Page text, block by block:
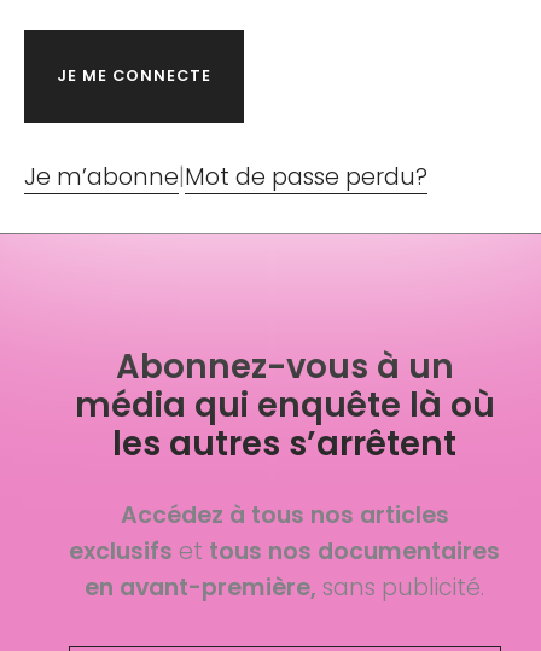
Je m’abonne|Mot de passe perdu?
Abonnez-vous à un
média qui enquête là où
les autres s’arrêtent
Accédez à tous nos articles
exclusifs et tous nos documentaires
en avant-première,sans publicité.